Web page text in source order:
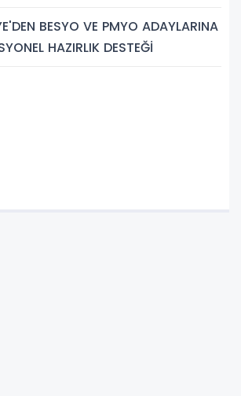
BESYO VE PMYO ADAYLARINA
HAZIRLIK DESTEĞİ